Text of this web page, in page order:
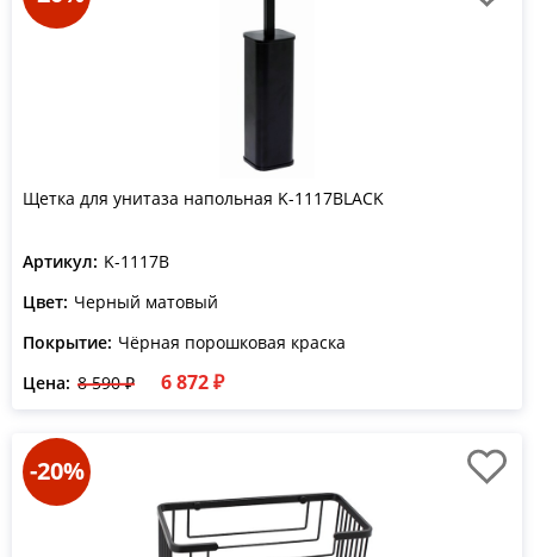
Щетка для унитаза напольная K-1117BLACK
Артикул: K-1117B
Цвет: Черный матовый
Покрытие: Чёрная порошковая краска
Цена: 8 590 ₽ 6 872 ₽
-20%